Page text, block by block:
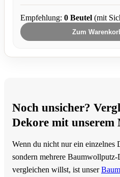
Empfehlung: 0Beutel(mit
Zum
Noch unsicher?
Dekore mit unserem
Wenn du nicht nur ein einzelnes
sondern mehrere
vergleichen willst, ist unser